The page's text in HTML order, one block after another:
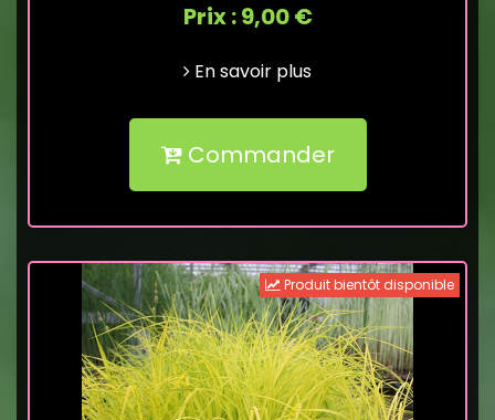
Prix : 9,00 €
En savoir plus
Commander
Produit bientôt disponible